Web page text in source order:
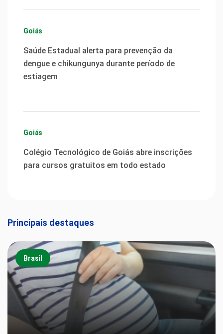
Goiás
Saúde Estadual alerta para prevenção da
dengue e chikungunya durante período de
estiagem
Goiás
Colégio Tecnológico de Goiás abre inscrições
para cursos gratuitos em todo estado
Principais destaques
Brasil